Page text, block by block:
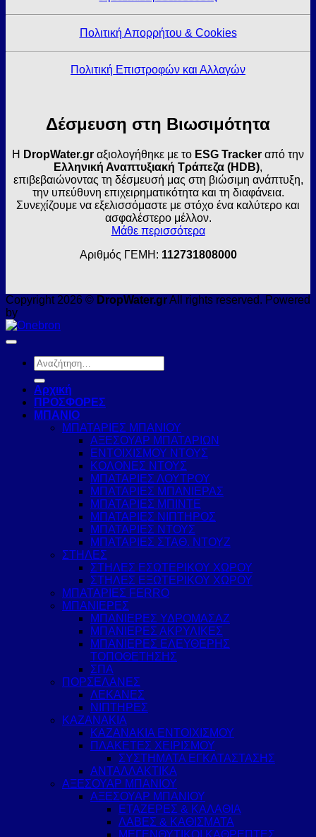
Πολιτική Απορρήτου & Cookies
Πολιτική Επιστροφών και Αλλαγών
Δέσμευση στη Βιωσιμότητα
Η DropWater.gr αξιολογήθηκε με το ESG Tracker από την
Ελληνική Αναπτυξιακή Τράπεζα (HDB),
επιβεβαιώνοντας τη δέσμευσή μας στη βιώσιμη ανάπτυξη,
την υπεύθυνη επιχειρηματικότητα και τη διαφάνεια.
Συνεχίζουμε να εξελισσόμαστε με στόχο ένα καλύτερο και
ασφαλέστερο μέλλον.
Μάθε περισσότερα
Αριθμός ΓΕΜΗ: 112731808000
Copyright 2026 © DropWater.grAll rights reserved. Powered
by
Αναζήτηση
για:
Αρχική
ΠΡΟΣΦΟΡΕΣ
ΜΠΑΝΙΟ
ΜΠΑΤΑΡΙΕΣ ΜΠΑΝΙΟΥ
ΑΞΕΣΟΥΑΡ ΜΠΑΤΑΡΙΩΝ
ΕΝΤΟΙΧΙΣΜΟΥ ΝΤΟΥΣ
ΚΟΛΟΝΕΣ ΝΤΟΥΣ
ΜΠΑΤΑΡΙΕΣ ΛΟΥΤΡΟΥ
ΜΠΑΤΑΡΙΕΣ ΜΠΑΝΙΕΡΑΣ
ΜΠΑΤΑΡΙΕΣ ΜΠΙΝΤΕ
ΜΠΑΤΑΡΙΕΣ ΝΙΠΤΗΡΟΣ
ΜΠΑΤΑΡΙΕΣ ΝΤΟΥΣ
ΜΠΑΤΑΡΙΕΣ ΣΤΑΘ. ΝΤΟΥΖ
ΣΤΗΛΕΣ
ΣΤΗΛΕΣ ΕΣΩΤΕΡΙΚΟΥ ΧΩΡΟΥ
ΣΤΗΛΕΣ ΕΞΩΤΕΡΙΚΟΥ ΧΩΡΟΥ
ΜΠΑΤΑΡΙΕΣ FERRO
ΜΠΑΝΙΕΡΕΣ
ΜΠΑΝΙΕΡΕΣ ΥΔΡΟΜΑΣΑΖ
ΜΠΑΝΙΕΡΕΣ ΑΚΡΥΛΙΚΕΣ
ΜΠΑΝΙΕΡΕΣ ΕΛΕΥΘΕΡΗΣ
ΤΟΠΟΘΕΤΗΣΗΣ
ΣΠΑ
ΠΟΡΣΕΛΑΝΕΣ
ΛΕΚΑΝΕΣ
ΝΙΠΤΗΡΕΣ
ΚΑΖΑΝΑΚΙΑ
ΚΑΖΑΝΑΚΙΑ ΕΝΤΟΙΧΙΣΜΟΥ
ΠΛΑΚΕΤΕΣ ΧΕΙΡΙΣΜΟΥ
ΣΥΣΤΗΜΑΤΑ ΕΓΚΑΤΑΣΤΑΣΗΣ
ΑΝΤΑΛΛΑΚΤΙΚΑ
ΑΞΕΣΟΥΑΡ ΜΠΑΝΙΟΥ
ΑΞΕΣΟΥΑΡ ΜΠΑΝΙΟΥ
ΕΤΑΖΕΡΕΣ & ΚΑΛΑΘΙΑ
ΛΑΒΕΣ & ΚΑΘΙΣΜΑΤΑ